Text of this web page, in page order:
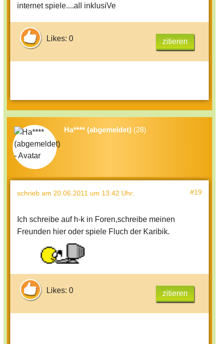
internet spiele....all inklusiVe
Likes: 0 zitieren
Ha**** (abgemeldet) (28)
schrieb am 20.06.2011 um 13:42 Uhr: #19
Ich schreibe auf h-k in Foren,schreibe meinen
Freunden hier oder spiele Fluch der Karibik.
Likes: 0 zitieren